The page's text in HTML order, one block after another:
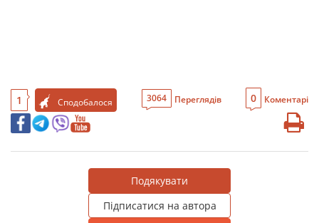
1 Сподобалося 3064 Переглядів 0 Коментарі
Подякувати
Підписатися на автора